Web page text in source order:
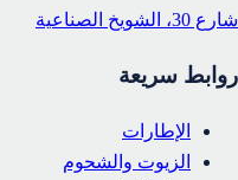
شارع 30، الشويخ الصناعية
روابط سريعة
الإطارات
الزيوت والشحوم